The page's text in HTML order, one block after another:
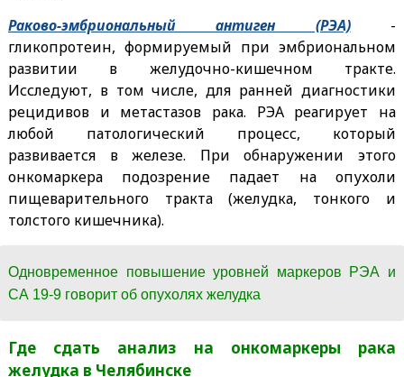
Раково-эмбриональный антиген (РЭА)-
гликопротеин, формируемый при эмбриональном
развитии в желудочно-кишечном тракте.
Исследуют, в том числе, для ранней диагностики
рецидивов и метастазов рака. РЭА реагирует на
любой патологический процесс, который
развивается в железе. При обнаружении этого
онкомаркера подозрение падает на опухоли
пищеварительного тракта (желудка, тонкого и
толстого кишечника).
Одновременное повышение уровней маркеров РЭА и
СА 19-9 говорит об опухолях желудка
Где сдать анализ на онкомаркеры рака
желудка в Челябинске